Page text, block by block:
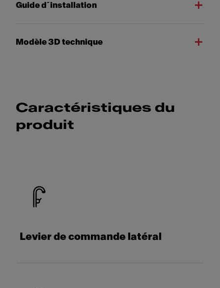
Guide d´installation
Modèle 3D technique
Caractéristiques du
produit
Levier de commande latéral